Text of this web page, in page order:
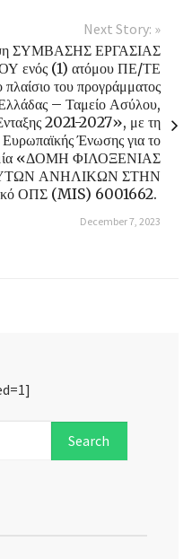
Next Story: »
ΣΥΜΒΑΣΗΣ ΕΡΓΑΣΙΑΣ
(1) ατόμου ΠΕ/ΤΕ
του προγράμματος
– Ταμείο Ασύλου,
2021-2027», με τη
Ένωσης για το
«ΔΟΜΗ ΦΙΛΟΞΕΝΙΑΣ
ΑΝΗΛΙΚΩΝ ΣΤΗΝ
ΟΠΣ (MIS) 6001662.
December 7, 2023